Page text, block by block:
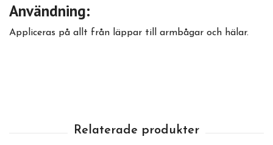
Användning:
Appliceras på allt från läppar till armbågar och hälar.